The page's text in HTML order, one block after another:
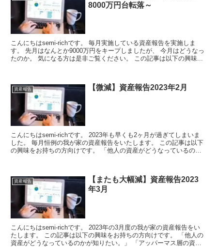
8000万円台転落～
こんにちはsemi-richです。 毎月実施している資産報告を実施しま
す。 先月はなんとか9000万円をキープしましたが、 今月はどうなっ
たのか。 気になる方は是非ご覧ください。 この記事は以下の興味...
資産報告 【微減】資産報告2023年2月
こんにちはsemi-richです。 2023年も早くも2ヶ月が過ぎてしまいま
した。 毎月恒例の我が家の資産報告をいたします。 この記事は以下
の興味をお持ちの方向けです。 「他人の資産がどうなっているのか
資産報告
【またも大幅減】資産報告2023
年3月
こんにちはsemi-richです。 2023年の3月度の我が家の資産報告をい
たします。 この記事は以下の興味をお持ちの方向けです。 「他人の
資産がどうなっているのかが知りたい。」 「アッパーマス層の資産